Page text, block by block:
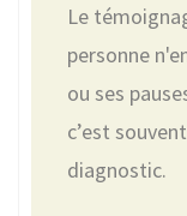
Le
personne
ou ses
c’est
diagnostic.